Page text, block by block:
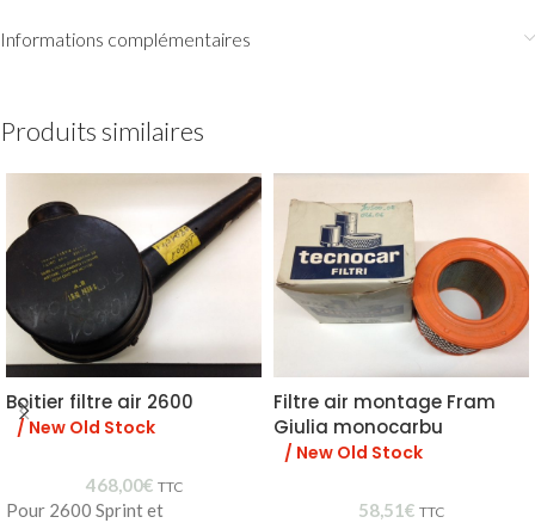
Informations complémentaires
Produits similaires
Boitier filtre air 2600
/ New Old Stock
468,00€ TTC
Pour 2600 Sprint et
Filtre air montage Fram
Giulia monocarbu
/ New Old Stock
58,51€ TTC